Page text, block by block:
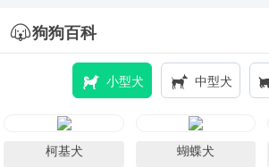
狗狗百科
小型犬 中型犬
柯基犬 蝴蝶犬